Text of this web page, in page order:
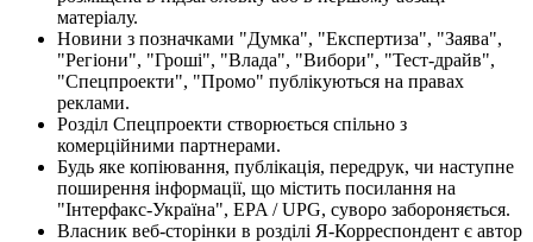
матеріалу.
Новини з позначками "Думка", "Експертиза", "Заява",
"Регіони", "Гроші", "Влада", "Вибори", "Тест-драйв",
"Спецпроекти", "Промо" публікуються на правах
реклами.
Розділ Спецпроекти створюється спільно з
комерційними партнерами.
Будь яке копіювання, публікація, передрук, чи наступне
поширення інформації, що містить посилання на
"Інтерфакс-Україна", EPA / UPG, суворо забороняється.
Власник веб-сторінки в розділі Я-Корреспондент є автор